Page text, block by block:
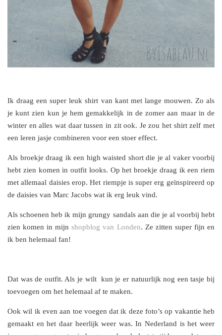
Ik draag een super leuk shirt van kant met lange mouwen. Zo als
je kunt zien kun je hem gemakkelijk in de zomer aan maar in de
winter en alles wat daar tussen in zit ook. Je zou het shirt zelf met
een leren jasje combineren voor een stoer effect.
Als broekje draag ik een high waisted short die je al vaker voorbij
hebt zien komen in outfit looks. Op het broekje draag ik een riem
met allemaal daisies erop. Het riempje is super erg geïnspireerd op
de daisies van Marc Jacobs wat ik erg leuk vind.
Als schoenen heb ik mijn grungy sandals aan die je al voorbij hebt
zien komen in mijnshopblog van Londen. Ze zitten super fijn en
ik ben helemaal fan!
Dat was de outfit. Als je wilt kun je er natuurlijk nog een tasje bij
toevoegen om het helemaal af te maken.
Ook wil ik even aan toe voegen dat ik deze foto’s op vakantie heb
gemaakt en het daar heerlijk weer was. In Nederland is het weer